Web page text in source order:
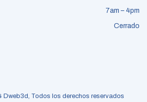
7am – 4pm
Cerrado
Todos los derechos reservados